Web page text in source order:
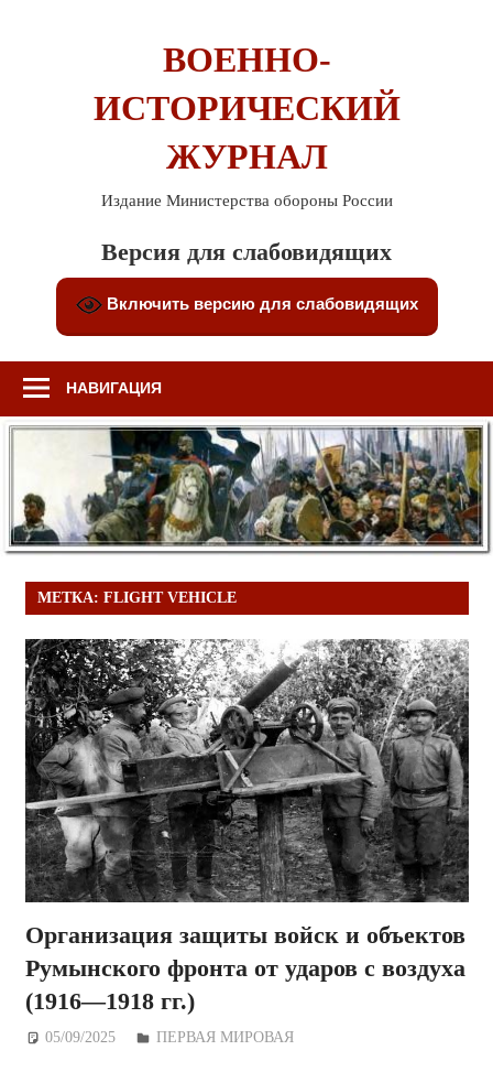
ВОЕННО-
ИСТОРИЧЕСКИЙ
ЖУРНАЛ
Издание Министерства обороны России
Версия для слабовидящих
Включить версию для слабовидящих
НАВИГАЦИЯ
МЕТКА: FLIGHT VEHICLE
Организация защиты войск и объектов
Румынского фронта от ударов с воздуха
(1916—1918 гг.)
05/09/2025 Дежурный по Редакции
ПЕРВАЯ МИРОВАЯ